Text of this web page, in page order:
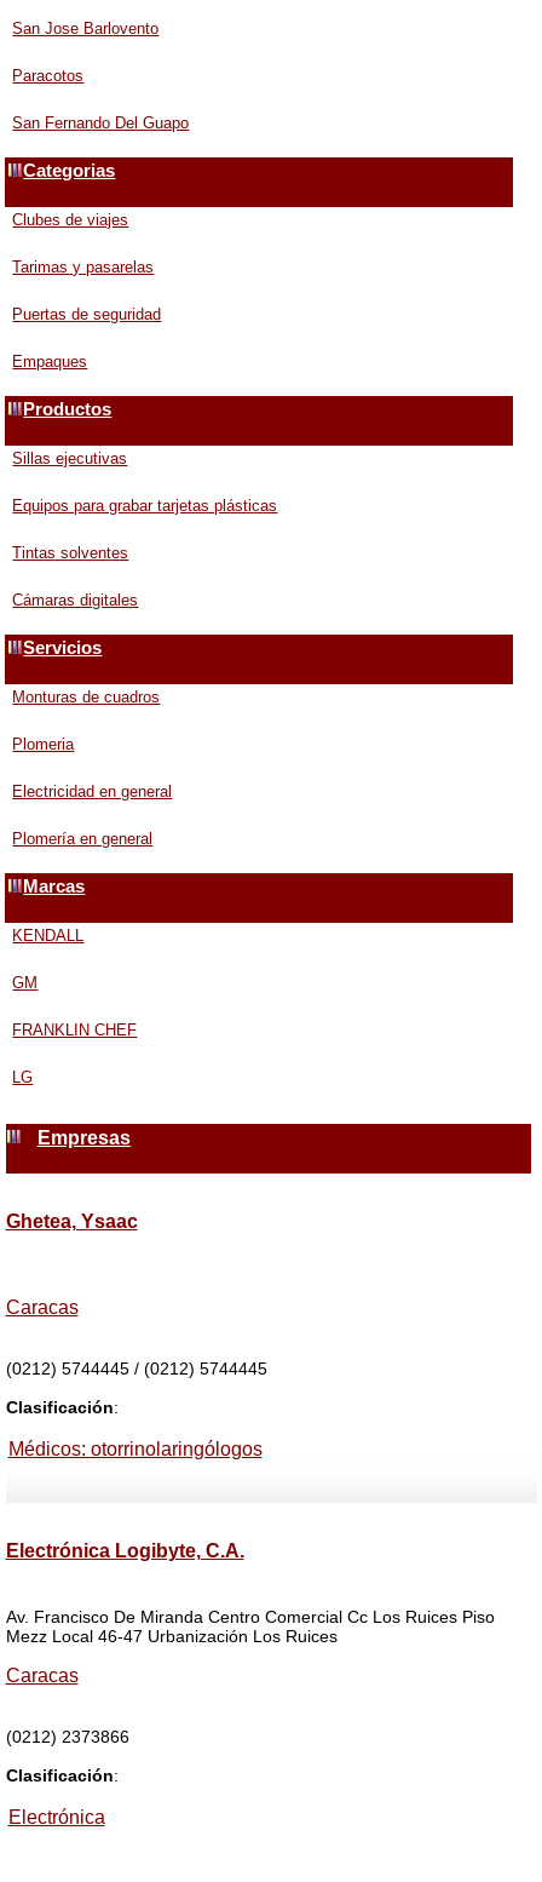
San Jose Barlovento
Paracotos
San Fernando Del Guapo
Categorias
Clubes de viajes
Tarimas y pasarelas
Puertas de seguridad
Empaques
Productos
Sillas ejecutivas
Equipos para grabar tarjetas plásticas
Tintas solventes
Cámaras digitales
Servicios
Monturas de cuadros
Plomeria
Electricidad en general
Plomería en general
Marcas
KENDALL
GM
FRANKLIN CHEF
LG
Empresas
Ghetea, Ysaac
Caracas
(0212) 5744445 / (0212) 5744445
Clasificación:
Médicos: otorrinolaringólogos
Electrónica Logibyte, C.A.
Av. Francisco De Miranda Centro Comercial Cc Los Ruices Piso
Mezz Local 46-47 Urbanización Los Ruices
Caracas
(0212) 2373866
Clasificación:
Electrónica